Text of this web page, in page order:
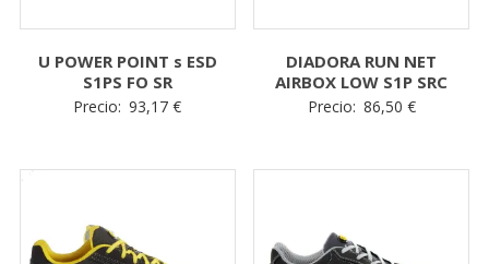
U POWER POINT s ESD
S1PS FO SR
Precio: 93,17€
DIADORA RUN NET
AIRBOX LOW S1P SRC
Precio: 86,50 €